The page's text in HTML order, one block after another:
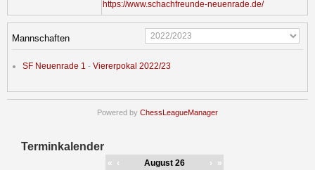
https://www.schachfreunde-neuenrade.de/
Mannschaften
SF Neuenrade 1 -Viererpokal 2022/23
Powered by ChessLeagueManager
Terminkalender
« ‹ August 26 ›
»